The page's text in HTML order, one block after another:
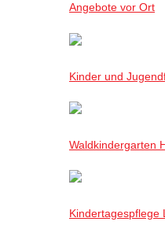
Angebote vor Ort
Kinder und
Waldkindergarten
Kindertagespflege